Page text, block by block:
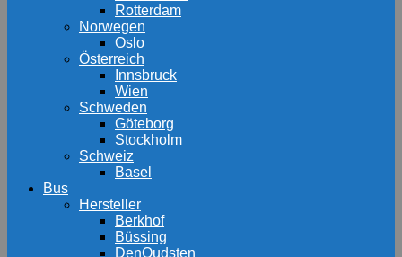
Rotterdam
Norwegen
Oslo
Österreich
Innsbruck
Wien
Schweden
Göteborg
Stockholm
Schweiz
Basel
Bus
Hersteller
Berkhof
Büssing
DenOudsten